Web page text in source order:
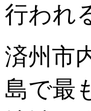
行われ
済州市
島で最